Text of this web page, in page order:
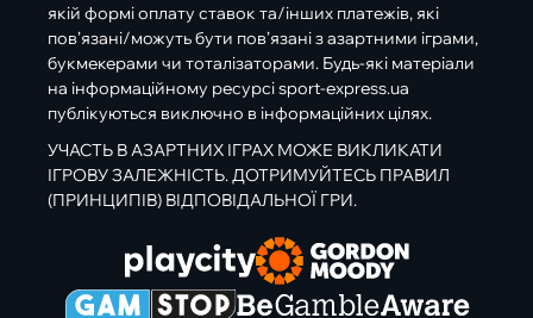
якій формі оплату ставок та/інших платежів, які
пов’язані/можуть бути пов’язані з азартними іграми,
букмекерами чи тоталізаторами. Будь-які матеріали
на інформаційному ресурсі sport-express.ua
публікуються виключно в інформаційних цілях.
УЧАСТЬ В АЗАРТНИХ ІГРАХ МОЖЕ ВИКЛИКАТИ
ІГРОВУ ЗАЛЕЖНІСТЬ. ДОТРИМУЙТЕСЬ ПРАВИЛ
(ПРИНЦИПІВ) ВІДПОВІДАЛЬНОЇ ГРИ.